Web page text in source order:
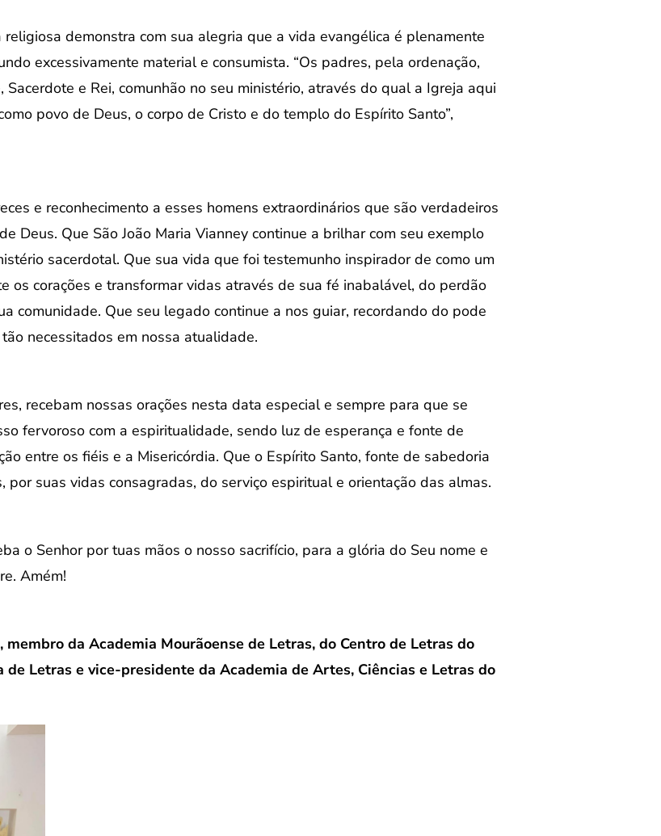
demonstra com sua alegria que a vida evangélica é plenamente
excessivamente material e consumista. “Os padres, pela ordenação,
e Rei, comunhão no seu ministério, através do qual a Igreja aqui
povo de Deus, o corpo de Cristo e do templo do Espírito Santo”,
e reconhecimento a esses homens extraordinários que são verdadeiros
Deus. Que São João Maria Vianney continue a brilhar com seu exemplo
sacerdotal. Que sua vida que foi testemunho inspirador de como um
os corações e transformar vidas através de sua fé inabalável, do perdão
comunidade. Que seu legado continue a nos guiar, recordando do pode
necessitados em nossa atualidade.
recebam nossas orações nesta data especial e sempre para que se
fervoroso com a espiritualidade, sendo luz de esperança e fonte de
entre os fiéis e a Misericórdia. Que o Espírito Santo, fonte de sabedoria
suas vidas consagradas, do serviço espiritual e orientação das almas.
o Senhor por tuas mãos o nosso sacrifício, para a glória do Seu nome e
Amém!
membro da Academia Mourãoense de Letras, do Centro de Letras do
Letras e vice-presidente da Academia de Artes, Ciências e Letras do